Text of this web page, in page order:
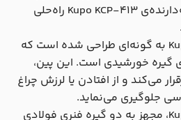
دلخواه تنظیم نمایید. نگه‌دارنده‌ی Kupo KCP-413 راه‌حلی
نگهدارنده‌ی Kupo KCP-413 به گونه‌ای طراحی شده است که
گیره خورشیدی است. این پین،
می‌کند و از افتادن یا لرزش چراغ
جلوگیری می‌نماید.
نگهدارنده‌ی Kupo KCP-413، مجهز به دو گیره فنری فولادی